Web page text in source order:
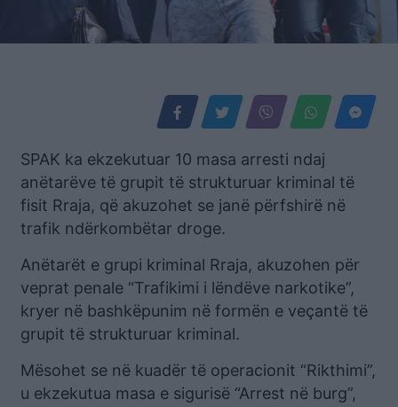
SPAK ka ekzekutuar 10 masa arresti ndaj
anëtarëve të grupit të strukturuar kriminal të
fisit Rraja, që akuzohet se janë përfshirë në
trafik ndërkombëtar droge.
Anëtarët e grupi kriminal Rraja, akuzohen për
veprat penale “Trafikimi i lëndëve narkotike”,
kryer në bashkëpunim në formën e veçantë të
grupit të strukturuar kriminal.
Mësohet se në kuadër të operacionit “Rikthimi”,
u ekzekutua masa e sigurisë “Arrest në burg”,